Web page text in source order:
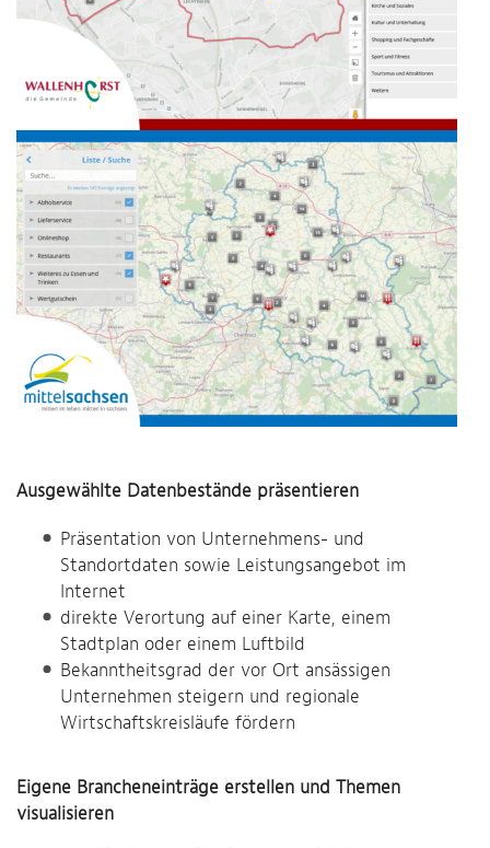
Ausgewählte Datenbestände präsentieren
Präsentation von Unternehmens- und
Standortdaten sowie Leistungsangebot im
Internet
direkte Verortung auf einer Karte, einem
Stadtplan oder einem Luftbild
Bekanntheitsgrad der vor Ort ansässigen
Unternehmen steigern und regionale
Wirtschaftskreisläufe fördern
Eigene Brancheneinträge erstellen und Themen
visualisieren